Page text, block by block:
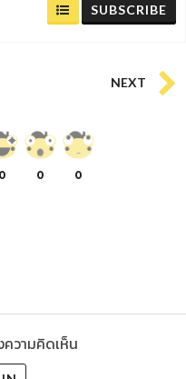
SUBSCRIBE
NEXT
0 0 0
ความคิดเห็น